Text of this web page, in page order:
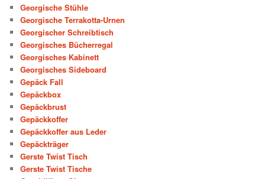
Georgische Stühle
Georgische Terrakotta-Urnen
Georgischer Schreibtisch
Georgisches Bücherregal
Georgisches Kabinett
Georgisches Sideboard
Gepäck Fall
Gepäckbox
Gepäckbrust
Gepäckkoffer
Gepäckkoffer aus Leder
Gepäckträger
Gerste Twist Tisch
Gerste Twist Tische